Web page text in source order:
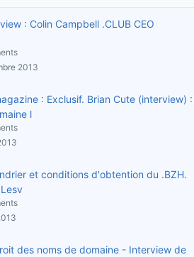
: Colin Campbell .CLUB CEO
2013
: Exclusif. Brian Cute (interview) :
l
et conditions d'obtention du .BZH.
des noms de domaine - Interview de